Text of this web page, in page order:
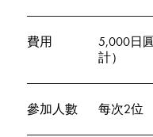
費用
5,000日
計）
參加人數 每次2位